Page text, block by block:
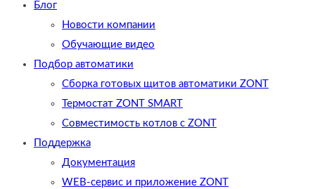
Блог
Новости компании
Обучающие видео
Подбор автоматики
Сборка готовых щитов автоматики ZONT
Термостат ZONT SMART
Совместимость котлов с ZONT
Поддержка
Документация
WEB-сервис и приложение ZONT